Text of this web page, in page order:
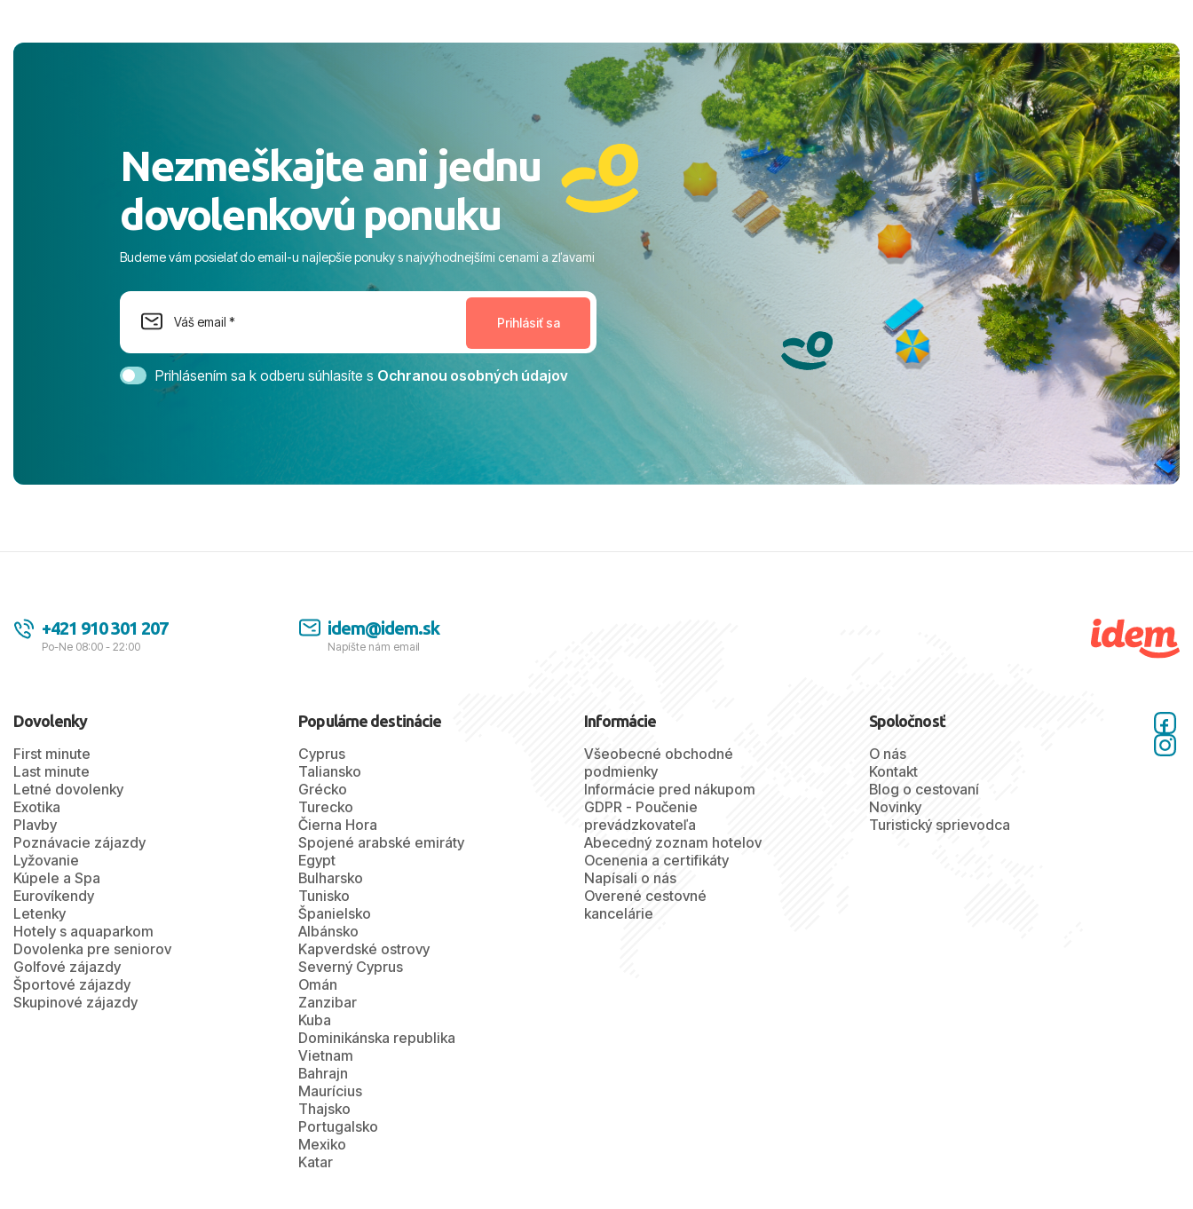
čierneho! ​Čo nás dostalo najviac: ​Skvelé
ochotní a starostliví ľudia. ​Gastro zážitok:
celého dňa. ​Areál a pláž: Nádherné, čisté
prostredie, veľa zelene a udržiavaná pláž
s pozvoľným vstupom do mora a teple
more. ​Program: Skvelé animácie a
na moment nenudil, no zároveň bol
dostatok priestoru na dokonalý relax. ​
Magic Life Jacaranda môžeme s čistým
svedomím odporučiť každému, kto hľadá
bezstarostnú dovolenku na vysokej
úrovni. Všetko bolo zabezpečené na
tešíme, kam s nami vyrazíte nabudúce!
Ďakujeme za skvelé spomienky. ​S
pozdravom a prianím mnohých ďalších
Nezmeškajte ani jednu
dovolenkovú ponuku
Budeme vám posielať do email-u najlepšie ponuky s najvýhodnejšími cenami a zľavami
Prihlásením sa k odberu súhlasíte s Ochranou osobných údajov
+421 910 301 207
Po-Ne 08:00 - 22:00
idem@idem.sk
Napíšte nám email
Dovolenky
First minute
Last minute
Letné dovolenky
Exotika
Plavby
Poznávacie zájazdy
Lyžovanie
Kúpele a Spa
Eurovíkendy
Letenky
Hotely s aquaparkom
Dovolenka pre seniorov
Golfové zájazdy
Športové zájazdy
Skupinové zájazdy
Populárne destinácie
Cyprus
Taliansko
Grécko
Turecko
Čierna Hora
Spojené arabské emiráty
Egypt
Bulharsko
Tunisko
Španielsko
Albánsko
Kapverdské ostrovy
Severný Cyprus
Omán
Zanzibar
Kuba
Dominikánska republika
Vietnam
Bahrajn
Maurícius
Thajsko
Portugalsko
Mexiko
Katar
Informácie
Všeobecné obchodné
podmienky
Informácie pred nákupom
GDPR - Poučenie
prevádzkovateľa
Abecedný zoznam hotelov
Ocenenia a certifikáty
Napísali o nás
Overené cestovné
kancelárie
Spoločnosť
O nás
Kontakt
Blog o cestovaní
Novinky
Turistický sprievodca